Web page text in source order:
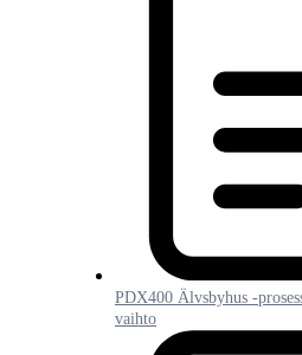
PDX400 Älvsbyhus -
vaihto